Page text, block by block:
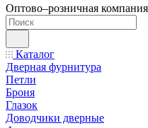
Оптово–розничная компания
Каталог
Дверная фурнитура
Петли
Броня
Глазок
Доводчики дверные